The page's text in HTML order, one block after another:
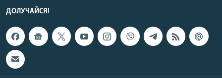
ДОЛУЧАЙСЯ!